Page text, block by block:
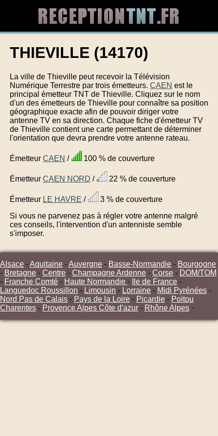
THIEVILLE (14170)
La ville de Thieville peut recevoir la Télévision
Numérique Terrestre par trois émetteurs. CAEN est le
principal émetteur TNT de Thieville. Cliquez sur le nom
d'un des émetteurs de Thieville pour connaître sa position
géographique exacte afin de pouvoir diriger votre
antenne TV en sa direction. Chaque fiche d'émetteur TV
de Thieville contient une carte permettant de déterminer
l'orientation que devra prendre votre antenne rateau.
Émetteur CAEN / 100 % de couverture
Émetteur CAEN NORD / 22 % de couverture
Émetteur LE HAVRE /
3 % de couverture
Si vous ne parvenez pas à régler votre antenne malgré
ces conseils, l'intervention d'un antenniste semble
s'imposer.
Alsace -Aquitaine -Auvergne - Basse-Normandie - Bourgogne
- Bretagne - Centre - Champagne Ardenne - Corse - DOM/TOM
- Franche Comté - Haute Normandie - Ile de France -
Languedoc Roussillon - Limousin - Lorraine - Midi Pyrénées -
Nord Pas de Calais - Pays de la Loire - Picardie - Poitou
Charentes - Provence Alpes Côte d'azur - Rhône Alpes -